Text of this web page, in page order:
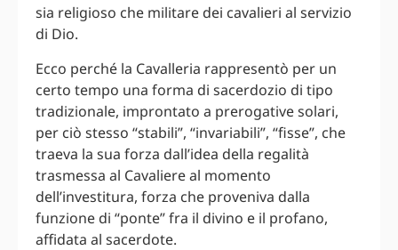
sia religioso che militare dei cavalieri al servizio
di Dio.
Ecco perché la Cavalleria rappresentò per un
certo tempo una forma di sacerdozio di tipo
tradizionale, improntato a prerogative solari,
per ciò stesso “stabili”, “invariabili”, “fisse”, che
traeva la sua forza dall’idea della regalità
trasmessa al Cavaliere al momento
dell’investitura, forza che proveniva dalla
funzione di “ponte” fra il divino e il profano,
affidata al sacerdote.